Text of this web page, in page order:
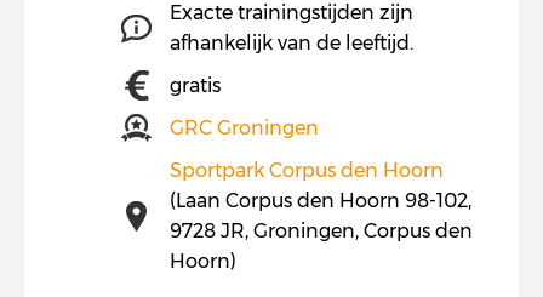
Exacte trainingstijden zijn
afhankelijk van de leeftijd.
gratis
GRC Groningen
Sportpark Corpus den Hoorn
(Laan Corpus den Hoorn 98-102,
9728 JR, Groningen, Corpus den
Hoorn)